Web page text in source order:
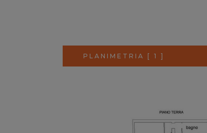
PLANIMETRIA [ 1 ]